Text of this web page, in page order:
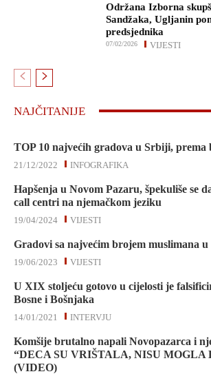
Održana Izborna
Sandžaka, Ugljanin
predsjednika
VIJESTI
07/02/2026
NAJČITANIJE
TOP 10 najvećih gradova u Srbiji, prema
INFOGRAFIKA
21/12/2022
Hapšenja u Novom Pazaru, špekuliše se
call centri na njemačkom jeziku
VIJESTI
19/04/2024
Gradovi sa najvećim brojem muslimana
VIJESTI
19/06/2023
U XIX stoljeću gotovo u cijelosti je
Bosne i Bošnjaka
INTERVJU
14/01/2021
Komšije brutalno napali Novopazarca i
“DECA SU VRIŠTALA, NISU MOGLA
(VIDEO)